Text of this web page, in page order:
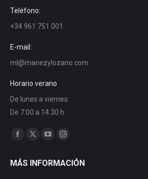
Teléfono:
+34 961 751 001
E-mail:
ml@manezylozano.com
Horario verano
De lunes a viernes:
De 7:00 a 14:30 h.
Encuéntranos en:
MÁS INFORMACIÓN